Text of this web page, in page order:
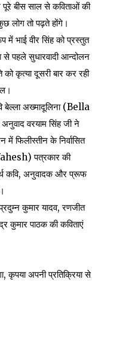
पूरे बीस साल से कविताओं की
लोग तो पढ़ते होंगे।
भाई वीर सिंह को प्रस्तुत
से पहले सुधारवादी आन्दोलन
कृत्या दूसरी बार कर रही
बेल्ला अख्मादूलिना (Bella
वरयाम सिंह जी ने
फिलीस्तीन के निर्वासित
पत्रकार की
कवि, अनुवादक और प्रूफ
कुमार यादव, रणजीत
कुमार पाठक की कविताएं
अपनी प्रतिक्रिया से